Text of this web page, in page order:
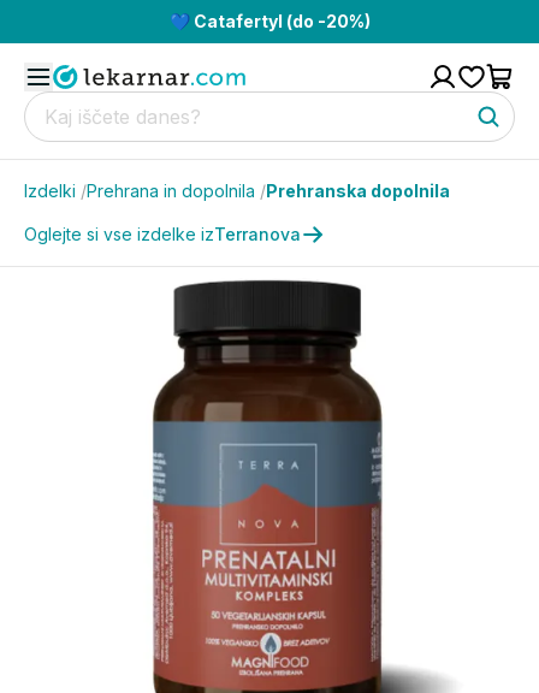
💙 Catafertyl (do -20%)
Izdelki /Prehrana in dopolnila /Prehranska dopolnila
Oglejte si vse izdelke izTerranova